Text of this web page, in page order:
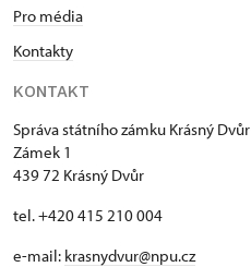
Pro média
Kontakty
KONTAKT
Správa státního zámku Krásný Dvůr
Zámek 1
439 72 Krásný Dvůr
tel. +420 415 210 004
e-mail: krasnydvur@npu.cz